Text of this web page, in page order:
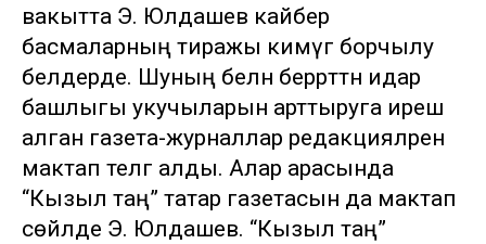
вакытта Э. Юлдашев кайбер
басмаларның тиражы кимүгә борчылу
белдерде. Шуның белән беррәттән идарә
башлыгы укучыларын арттыруга ирешә
алган газета-журналлар редакцияләрен
мактап телгә алды. Алар арасында
“Кызыл таң” татар газетасын да мактап
сөйләде Э. Юлдашев. “Кызыл таң”